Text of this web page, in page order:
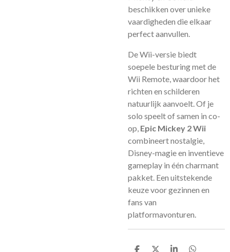
beschikken over unieke
vaardigheden die elkaar
perfect aanvullen.
De Wii-versie biedt
soepele besturing met de
Wii Remote, waardoor het
richten en schilderen
natuurlijk aanvoelt. Of je
solo speelt of samen in co-
op, Epic Mickey 2 Wii
combineert nostalgie,
Disney-magie en inventieve
gameplay in één charmant
pakket. Een uitstekende
keuze voor gezinnen en
fans van
platformavonturen.